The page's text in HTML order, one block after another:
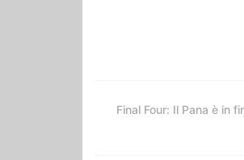
Final Four: Il Pana è in